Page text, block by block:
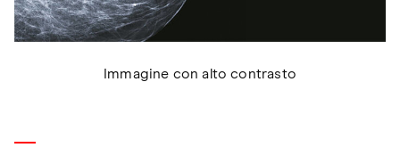
Immagine con alto contrasto